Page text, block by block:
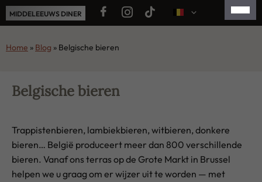
Ga
naar
inhoud
MIDDELEEUWS DINER
日本語
Home » Blog » Belgische bieren
Belgische bieren
Trappistenbieren, lambiekbieren, witbieren, donkere
bieren… België produceert meer dan 800 verschillende
bieren. Vanaf ons terras op de Grote Markt in Brussel
helpen we u graag om er wijzer uit te worden — met